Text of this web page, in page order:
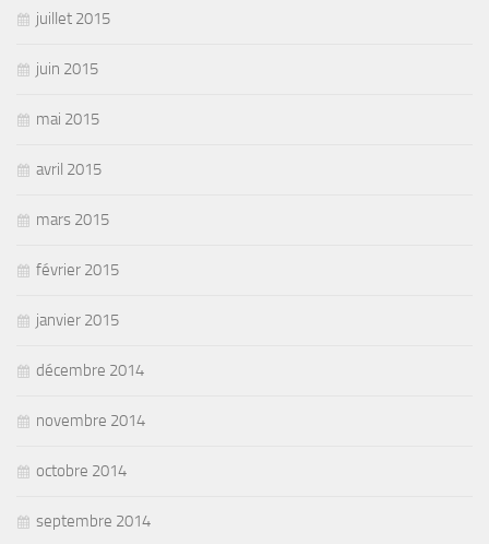
juillet 2015
juin 2015
mai 2015
avril 2015
mars 2015
février 2015
janvier 2015
décembre 2014
novembre 2014
octobre 2014
septembre 2014